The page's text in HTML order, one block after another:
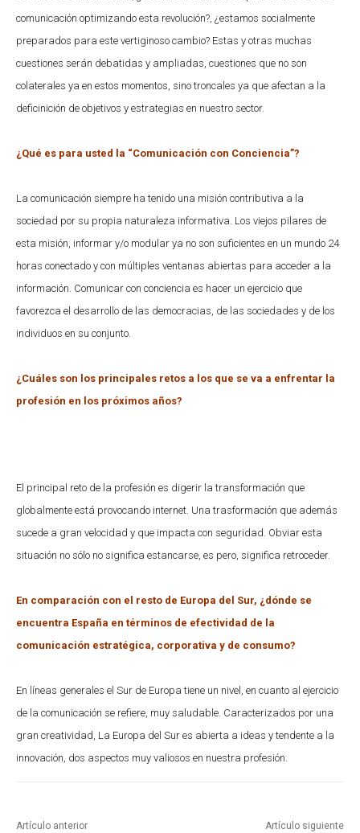
comunicación optimizando esta revolución?, ¿estamos socialmente
preparados para este vertiginoso cambio? Estas y otras muchas
cuestiones serán debatidas y ampliadas, cuestiones que no son
colaterales ya en estos momentos, sino troncales ya que afectan a la
deficinición de objetivos y estrategias en nuestro sector.
¿Qué es para usted la “Comunicación con Conciencia”?
La comunicación siempre ha tenido una misión contributiva a la
sociedad por su propia naturaleza informativa. Los viejos pilares de
esta misión, informar y/o modular ya no son suficientes en un mundo 24
horas conectado y con múltiples ventanas abiertas para acceder a la
información. Comunicar con conciencia es hacer un ejercicio que
favorezca el desarrollo de las democracias, de las sociedades y de los
individuos en su conjunto.
¿Cuáles son los principales retos a los que se va a enfrentar la
profesión en los próximos años?
El principal reto de la profesión es digerir la transformación que
globalmente está provocando internet. Una trasformación que además
sucede a gran velocidad y que impacta con seguridad. Obviar esta
situación no sólo no significa estancarse, es pero, significa retroceder.
En comparación con el resto de Europa del Sur, ¿dónde se
encuentra España en términos de efectividad de la
comunicación estratégica, corporativa y de consumo?
En líneas generales el Sur de Europa tiene un nivel, en cuanto al ejercicio
de la comunicación se refiere, muy saludable. Caracterizados por una
gran creatividad, La Europa del Sur es abierta a ideas y tendente a la
innovación, dos aspectos muy valiosos en nuestra profesión.
Artículo anterior Artículo siguiente